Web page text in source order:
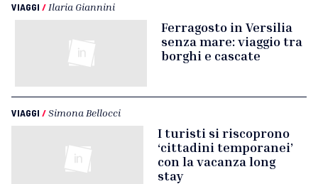
VIAGGI / Ilaria Giannini
Ferragosto in Versilia
senza mare: viaggio tra
borghi e cascate
VIAGGI /Simona Bellocci
I turisti si riscoprono
‘cittadini temporanei’
con la vacanza long
stay